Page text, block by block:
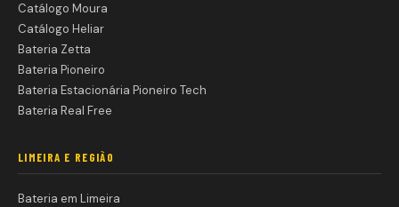
Catálogo Moura
Catálogo Heliar
Bateria Zetta
Bateria Pioneiro
Bateria Estacionária Pioneiro Tech
Bateria Real Free
LIMEIRA E REGIÃO
Bateria em Limeira